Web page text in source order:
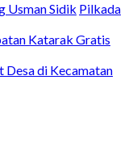
Usman Sidik Pilkada
Katarak Gratis
di Kecamatan